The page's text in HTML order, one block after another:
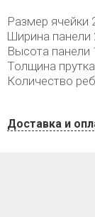
Размер ячейки
Ширина панели
Высота панели
Толщина
Количество
Доставка и